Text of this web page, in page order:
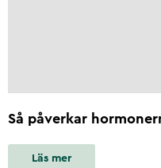
Så påverkar
Läs mer